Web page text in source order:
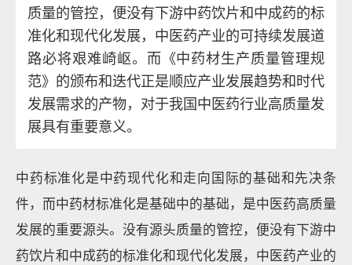
质量的管控，便没有下游中药饮片和中成药的标
准化和现代化发展，中医药产业的可持续发展道
路必将艰难崎岖。而《中药材生产质量管理规
范》的颁布和迭代正是顺应产业发展趋势和时代
发展需求的产物，对于我国中医药行业高质量发
展具有重要意义。
中药标准化是中药现代化和走向国际的基础和先决条
件，而中药材标准化是基础中的基础，是中医药高质量
发展的重要源头。没有源头质量的管控，便没有下游中
药饮片和中成药的标准化和现代化发展，中医药产业的